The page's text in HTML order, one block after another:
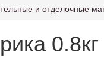
и отделочные
0.8кг